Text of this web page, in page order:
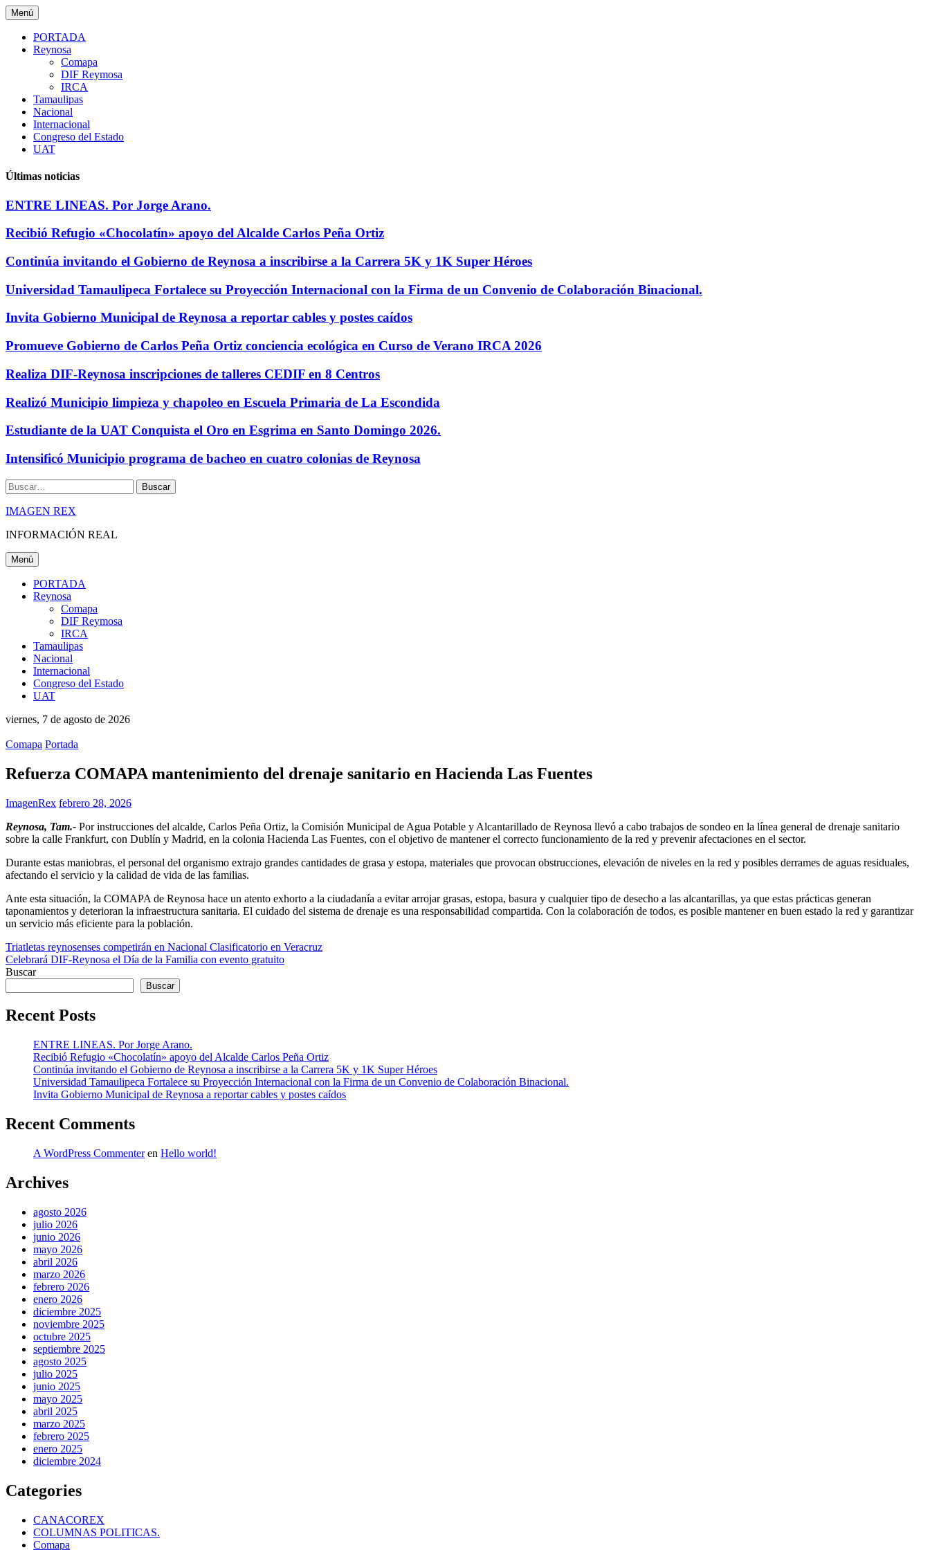
Saltar
al
contenido
Menú
PORTADA
Reynosa
Comapa
DIF Reymosa
IRCA
Tamaulipas
Nacional
Internacional
Congreso del Estado
UAT
Últimas noticias
ENTRE LINEAS. Por Jorge Arano.
Recibió Refugio «Chocolatín» apoyo del Alcalde Carlos Peña Ortiz
Continúa invitando el Gobierno de Reynosa a inscribirse a la Carrera 5K y 1K Super Héroes
Universidad Tamaulipeca Fortalece su Proyección Internacional con la Firma de un Convenio de Colaboración Binacional.
Invita Gobierno Municipal de Reynosa a reportar cables y postes caídos
Promueve Gobierno de Carlos Peña Ortiz conciencia ecológica en Curso de Verano IRCA 2026
Realiza DIF-Reynosa inscripciones de talleres CEDIF en 8 Centros
Realizó Municipio limpieza y chapoleo en Escuela Primaria de La Escondida
Estudiante de la UAT Conquista el Oro en Esgrima en Santo Domingo 2026.
Intensificó Municipio programa de bacheo en cuatro colonias de Reynosa
Buscar
IMAGEN REX
INFORMACIÓN REAL
Menú
PORTADA
Reynosa
Comapa
DIF Reymosa
IRCA
Tamaulipas
Nacional
Internacional
Congreso del Estado
UAT
viernes, 7 de agosto de 2026
Comapa Portada
Refuerza COMAPA mantenimiento del drenaje sanitario en Hacienda Las Fuentes
ImagenRex febrero 28, 2026
Reynosa, Tam.- Por instrucciones del alcalde, Carlos Peña Ortiz, la Comisión Municipal de Agua Potable y Alcantarillado de Reynosa llevó a cabo trabajos de sondeo en la línea general de drenaje sanitario
sobre la calle Frankfurt, con Dublín y Madrid, en la colonia Hacienda Las Fuentes, con el objetivo de mantener el correcto funcionamiento de la red y prevenir afectaciones en el sector.
Durante estas maniobras, el personal del organismo extrajo grandes cantidades de grasa y estopa, materiales que provocan obstrucciones, elevación de niveles en la red y posibles derrames de aguas residuales,
afectando el servicio y la calidad de vida de las familias.
Ante esta situación, la COMAPA de Reynosa hace un atento exhorto a la ciudadanía a evitar arrojar grasas, estopa, basura y cualquier tipo de desecho a las alcantarillas, ya que estas prácticas generan
taponamientos y deterioran la infraestructura sanitaria. El cuidado del sistema de drenaje es una responsabilidad compartida. Con la colaboración de todos, es posible mantener en buen estado la red y garantizar
un servicio más eficiente para la población.
Navegación
de
Triatletas reynosenses competirán en Nacional Clasificatorio en Veracruz
Celebrará DIF-Reynosa el Día de la Familia con evento gratuito
Buscar
Buscar
Recent Posts
ENTRE LINEAS. Por Jorge Arano.
Recibió Refugio «Chocolatín» apoyo del Alcalde Carlos Peña Ortiz
Continúa invitando el Gobierno de Reynosa a inscribirse a la Carrera 5K y 1K Super Héroes
Universidad Tamaulipeca Fortalece su Proyección Internacional con la Firma de un Convenio de Colaboración Binacional.
Invita Gobierno Municipal de Reynosa a reportar cables y postes caídos
Recent Comments
A WordPress Commenteren Hello world!
Archives
agosto 2026
julio 2026
junio 2026
mayo 2026
abril 2026
marzo 2026
febrero 2026
enero 2026
diciembre 2025
noviembre 2025
octubre 2025
septiembre 2025
agosto 2025
julio 2025
junio 2025
mayo 2025
abril 2025
marzo 2025
febrero 2025
enero 2025
diciembre 2024
Categories
CANACOREX
COLUMNAS POLITICAS.
Comapa